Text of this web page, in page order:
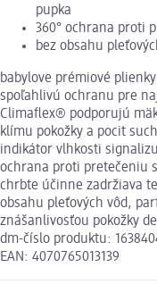
pupka
360° ochrana proti
bez obsahu
babylove prémiové
spoľahlivú ochranu pre
Climaflex® podporujú
klímu pokožky a pocit
indikátor vlhkosti
ochrana proti pretečeniu
chrbte účinne zadržiava
obsahu pleťových vôd,
znášanlivosťou pokožky
dm-číslo produktu:
EAN: 4070765013139